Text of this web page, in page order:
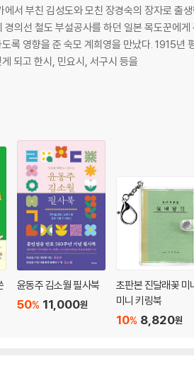
서 부친 김성도와 모친 장경숙의 장자로 출
부설공사를 하던 일본 목도꾼에게 폭행을 당한 이후 정
록 영향을 준 숙모 계희영을 만났다. 1915
되고 한시, 민요시, 서구시 등을
윤동주 김소월 필사북
11,000원
50%
초판본 진달래꽃 미
미니 키링북
8,820원
10%